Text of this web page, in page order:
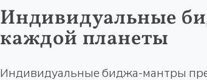
Индивидуальные
каждой планеты
Индивидуальные биджа-мантры